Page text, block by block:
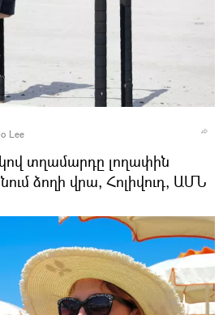
Lee
տղամարդը լողափին
ձողի վրա, Հոլիվուդ, ԱՄՆ